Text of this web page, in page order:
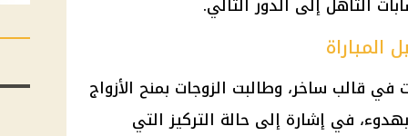
التأهل إلى الدور التالي.
قالب ساخر، وطالبت الزوجات بمنح الأزواج
في إشارة إلى حالة التركيز التي